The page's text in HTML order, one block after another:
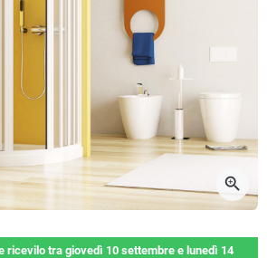
zoom_in
ricevilo tra giovedì 10 settembree lunedì 14